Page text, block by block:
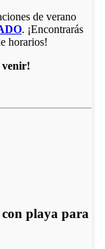
de verano
. ¡Encontrarás
horarios!
venir!
con playa para